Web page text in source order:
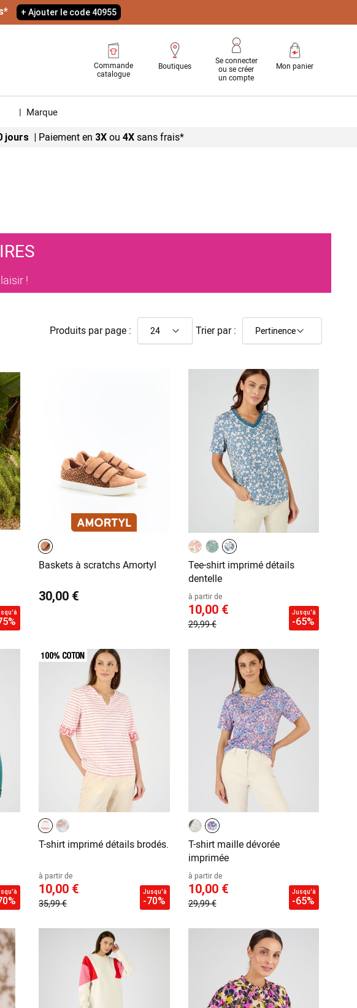
+ Ajouter le code 40955
Commande
catalogue
Boutiques
Se connecter
ou se créer
un compte
Mon panier
| Marque
jours | Paiement en 3X ou 4X sans frais*
!
Produits par page : Trier par :
Baskets à scratchs Amortyl
30,00 €
Tee-shirt imprimé détails
dentelle
à partir de
10,00 €
29,99 €
Jusqu'à
-65%
T-shirt imprimé détails brodés.
à partir de
10,00 €
35,99 €
Jusqu'à
-70%
T-shirt maille dévorée
imprimée
à partir de
10,00 €
29,99 €
Jusqu'à
-65%